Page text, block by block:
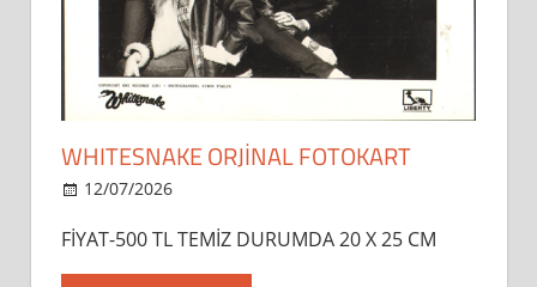
WHITESNAKE ORJİNAL FOTOKART
12/07/2026
FİYAT-500 TL TEMİZ DURUMDA 20 X 25 CM